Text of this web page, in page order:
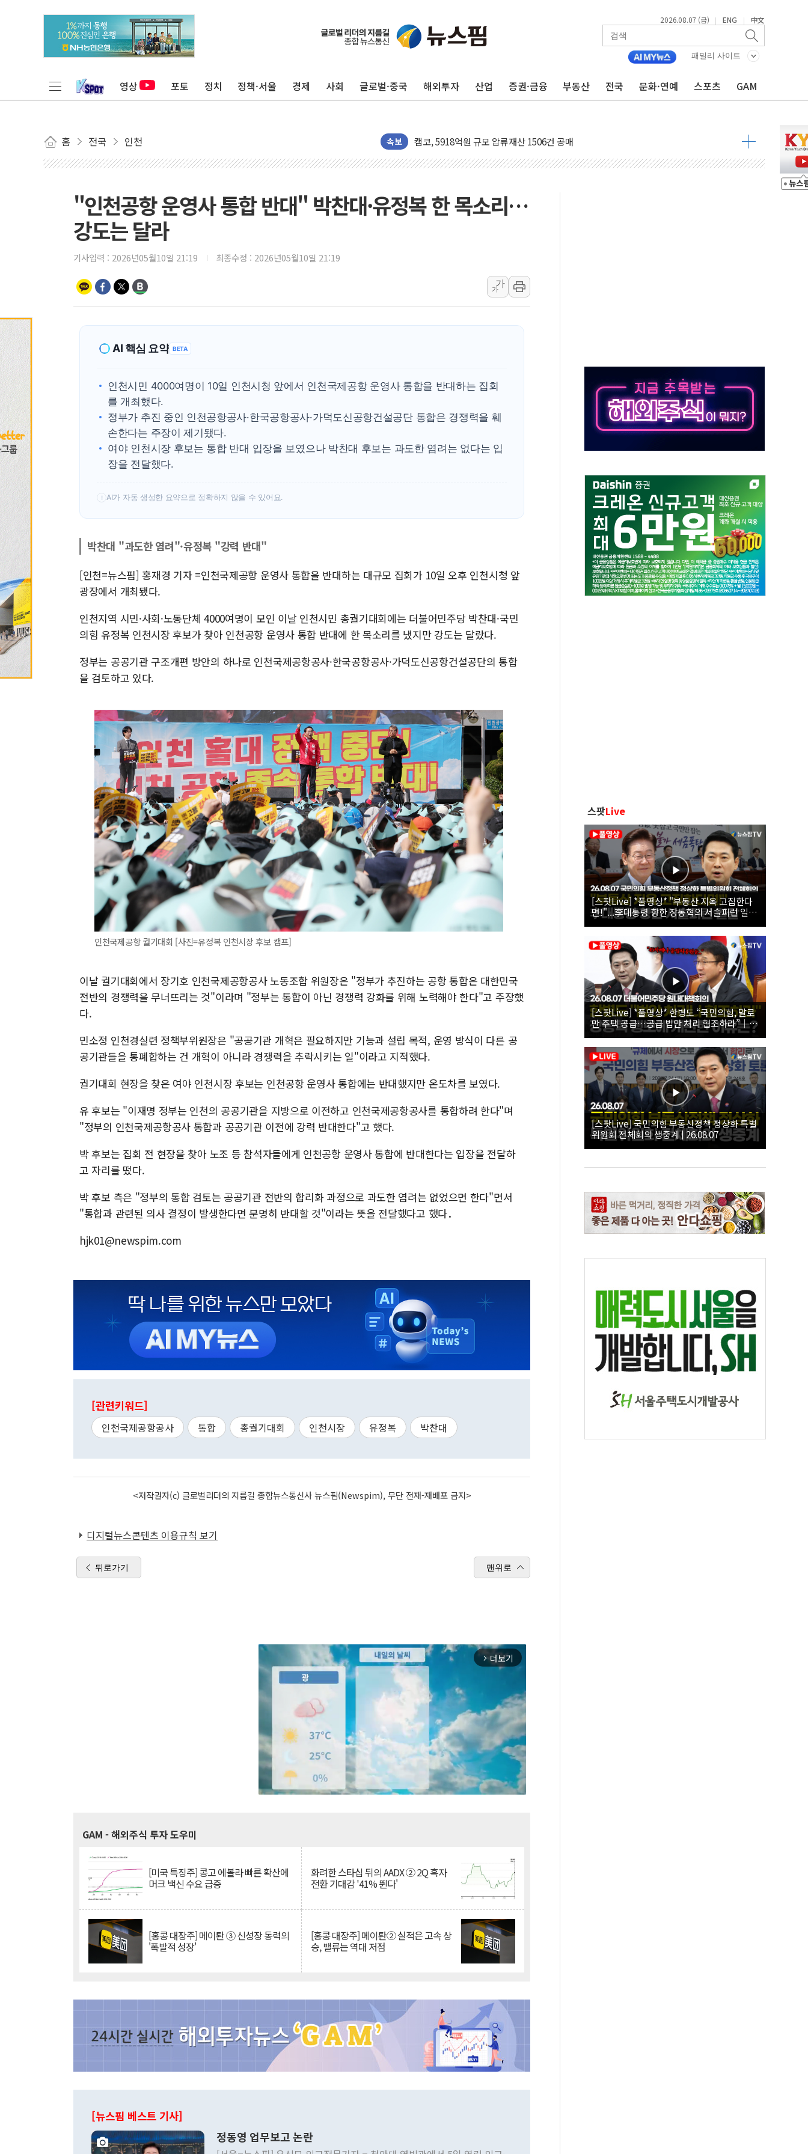
2026.08.07 (금) | ENG | 中文
패밀리 사이트
영상 포토 정치 정책·서울 경제 사회 글로벌·중국 해외투자 산업 증권·금융 부동산 전국 문화·연예 스포츠 GAM
홈 전국 인천 속보
수박으로 여름 나는 하마
캠코, 5918억원 규모 압류재산 1506건 공매
[시승기] 공간·승차감 잡은 볼보 EX90…'올 터치'는 호불호
돌아온 홈플러스
[종합] 청도 흥선리 야산 산불 1시간36분만에 주불진화....인명피해 없어
네이버, AI 브리핑 도입 후 블로그 창작자 지원 규모 2배 확대
SKT, '8월 월간 럭키 페스타' 실시...휴대폰 결제 최대 6000원 할인
원주시, 첨단의료복합단지 지정 준비 본격화…'AI 데이터 기반 메디테크 혁신허브' 구상
삼척시, 무건리 이끼폭포 생태탐방로 출입 통제
전남광주 화정역 인근 도로 4중 추돌…1명 심정지·5명 부상
청도 문수리 야산서 산불 진화 중...진화헬기 3대 투입
'해병 순직 책임' 임성근 전 사단장 항소심도 징역 3년
"인천공항 운영사 통합 반대" 박찬대·유정복 한 목소리…
강도는 달라
기사입력 : 2026년05월10일 21:19 최종수정 : 2026년05월10일 21:19
가
가
AI 핵심 요약 BETA
인천시민 4000여명이 10일 인천시청 앞에서 인천국제공항 운영사 통합을 반대하는 집회
를 개최했다.
정부가 추진 중인 인천공항공사·한국공항공사·가덕도신공항건설공단 통합은 경쟁력을 훼
손한다는 주장이 제기됐다.
여야 인천시장 후보는 통합 반대 입장을 보였으나 박찬대 후보는 과도한 염려는 없다는 입
장을 전달했다.
! AI가 자동 생성한 요약으로 정확하지 않을 수 있어요.
박찬대 "과도한 염려"·유정복 "강력 반대"
[인천=뉴스핌] 홍재경 기자 =인천국제공항 운영사 통합을 반대하는 대규모 집회가 10일 오후 인천시청 앞
광장에서 개최됐다.
인천지역 시민·사회·노동단체 4000여명이 모인 이날 인천시민 총궐기대회에는 더불어민주당 박찬대·국민
의힘 유정복 인천시장 후보가 찾아 인천공항 운영사 통합 반대에 한 목소리를 냈지만 강도는 달랐다.
정부는 공공기관 구조개편 방안의 하나로 인천국제공항공사·한국공항공사·가덕도신공항건설공단의 통합
을 검토하고 있다.
인천국제공항 궐기대회 [사진=유정복 인천시장 후보 캠프]
이날 궐기대회에서 장기호 인천국제공항공사 노동조합 위원장은 "정부가 추진하는 공항 통합은 대한민국
전반의 경쟁력을 무너뜨리는 것"이라며 "정부는 통합이 아닌 경쟁력 강화를 위해 노력해야 한다"고 주장했
다.
민소정 인천경실련 정책부위원장은 "공공기관 개혁은 필요하지만 기능과 설립 목적, 운영 방식이 다른 공
공기관들을 통폐합하는 건 개혁이 아니라 경쟁력을 추락시키는 일"이라고 지적했다.
궐기대회 현장을 찾은 여야 인천시장 후보는 인천공항 운영사 통합에는 반대했지만 온도차를 보였다.
유 후보는 "이재명 정부는 인천의 공공기관을 지방으로 이전하고 인천국제공항공사를 통합하려 한다"며
"정부의 인천국제공항공사 통합과 공공기관 이전에 강력 반대한다"고 했다.
박 후보는 집회 전 현장을 찾아 노조 등 참석자들에게 인천공항 운영사 통합에 반대한다는 입장을 전달하
고 자리를 떴다.
박 후보 측은 "정부의 통합 검토는 공공기관 전반의 합리화 과정으로 과도한 염려는 없었으면 한다"면서
"통합과 관련된 의사 결정이 발생한다면 분명히 반대할 것"이라는 뜻을 전달했다고 했다．
hjk01@newspim.com
[관련키워드]
인천국제공항공사 통합 총궐기대회 인천시장 유정복 박찬대
<저작권자(c) 글로벌리더의 지름길 종합뉴스통신사 뉴스핌(Newspim), 무단 전재-재배포 금지>
디지털뉴스콘텐츠 이용규칙 보기
뒤로가기 맨위로
arrow_forward_ios 더보기
GAM - 해외주식 투자 도우미
[미국 특징주] 콩고 에볼라 빠른 확산에
머크 백신 수요 급증
화려한 스타십 뒤의 AADX ② 2Q 흑자
전환 기대감 '41% 뛴다'
[홍콩 대장주] 메이퇀 ③ 신성장 동력의
'폭발적 성장'
[홍콩 대장주] 메이퇀② 실적은 고속 상
승, 밸류는 역대 저점
[뉴스핌 베스트 기사]
정동영 업무보고 논란
스팟Live
[스팟Live] *풀영상* "부동산 지옥 고집한다
면!"...李대통령 향한 장동혁의 서슬퍼런 일갈
| 26.08.07 국민의힘 부동산정책 정상화 특별
위원회 전체회의
[스팟Live] *풀영상* 한병도 “국민의힘, 말로
만 주택 공급…공급 법안 처리 협조하라”｜
26.08.07 더불어민주당 원내대책회의
[스팟Live] 국민의힘 부동산정책 정상화 특별
위원회 전체회의 생중계 | 26.08.07